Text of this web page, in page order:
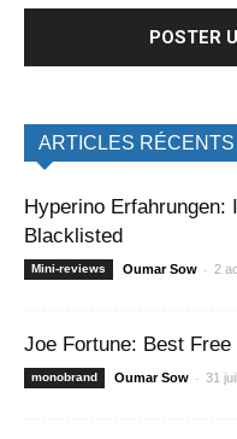
ARTICLES RÉCENTS
Hyperino Erfahrungen:
Blacklisted
Mini-reviews Oumar Sow - 2
Joe Fortune: Best
monobrand Oumar Sow - 31